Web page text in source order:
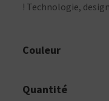
! Technologie,
Couleur
Quantité